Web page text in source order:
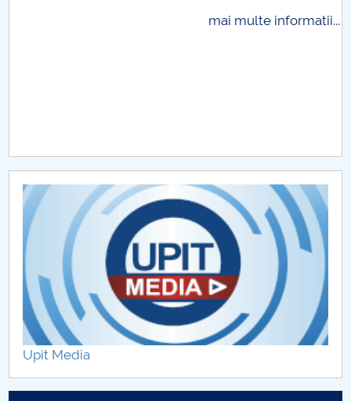
CAR2026
MENIU CANTINA
Departamentul Asistenta Medicala si Kinetoterapie
Departamentul Stiinte ale Naturii
Departamentul Ingineria Mediului si Stiinte
Ingineresti Aplicate
Departamentul Matematica-Informatică
mai multe informatii...
Upit Media